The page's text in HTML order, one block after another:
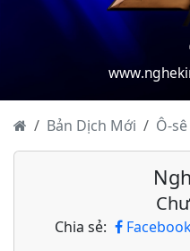
Bản Dịch Mới Ô-sê
Chia sẻ:
Ô-sê - Chương 1
Ô-sê - Chương 2
Ô-sê - Chương 3
Ô-sê - Chương 4
Ô-sê - Chương 6